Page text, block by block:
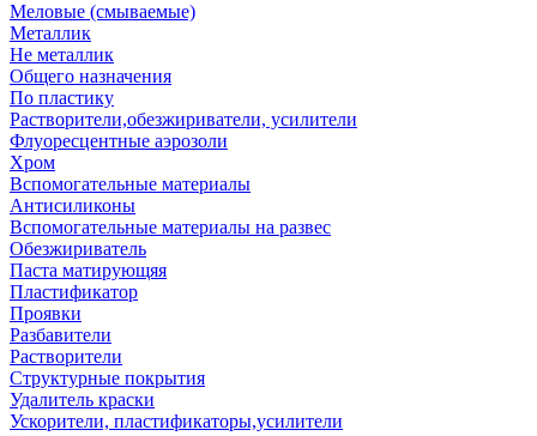
Меловые (смываемые)
Металлик
Не металлик
Общего назначения
По пластику
Растворители,обезжириватели, усилители
Флуоресцентные аэрозоли
Хром
Вспомогательные материалы
Антисиликоны
Вспомогательные материалы на развес
Обезжириватель
Паста матирующяя
Пластификатор
Проявки
Разбавители
Растворители
Структурные покрытия
Удалитель краски
Ускорители, пластификаторы,усилители